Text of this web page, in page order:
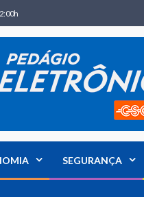
SEGURANÇA